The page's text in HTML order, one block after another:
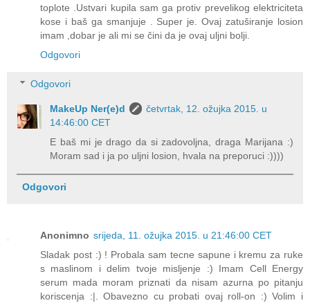
toplote .Ustvari kupila sam ga protiv prevelikog elektriciteta
kose i baš ga smanjuje . Super je. Ovaj zatuširanje losion
imam ,dobar je ali mi se čini da je ovaj uljni bolji.
Odgovori
Odgovori
MakeUp Ner(e)d
četvrtak, 12. ožujka 2015. u
14:46:00 CET
E baš mi je drago da si zadovoljna, draga Marijana :)
Moram sad i ja po uljni losion, hvala na preporuci :))))
Odgovori
Anonimno srijeda, 11. ožujka 2015. u 21:46:00 CET
Sladak post :) ! Probala sam tecne sapune i kremu za ruke
s maslinom i delim tvoje misljenje :) Imam Cell Energy
serum mada moram priznati da nisam azurna po pitanju
koriscenja :|. Obavezno cu probati ovaj roll-on :) Volim i